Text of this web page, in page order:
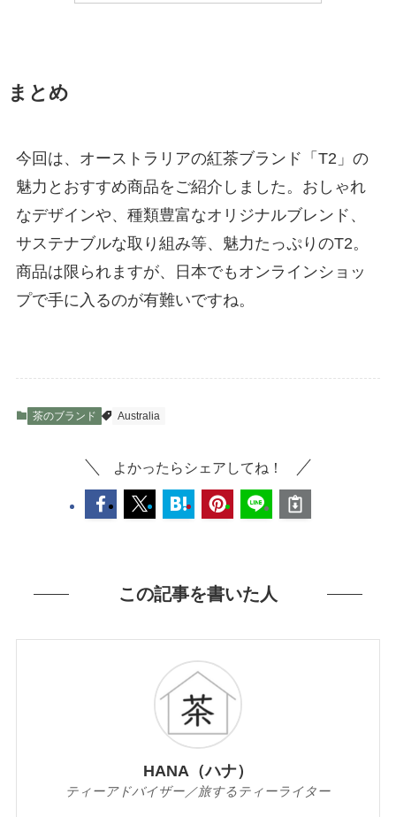
まとめ
今回は、オーストラリアの紅茶ブランド「T2」の
魅力とおすすめ商品をご紹介しました。おしゃれ
なデザインや、種類豊富なオリジナルブレンド、
サステナブルな取り組み等、魅力たっぷりのT2。
商品は限られますが、日本でもオンラインショッ
プで手に入るのが有難いですね。
茶のブランド Australia
よかったらシェアしてね！
この記事を書いた人
HANA（ハナ）
ティーアドバイザー／旅するティーライター